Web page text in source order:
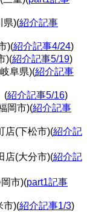
県)(紹介記事
)(紹介記事4/24)
)(紹介記事5/19)
阜県)(紹介記事
(紹介記事5/16)
岡市)(紹介記事
店(下松市)(紹介記
店(大分市)(紹介記
市)(part1記事
市)(紹介記事1/3)